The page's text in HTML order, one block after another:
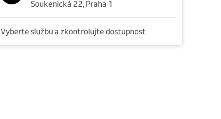
Soukenická 22, Praha 1
Vyberte službu a zkontrolujte dostupnost